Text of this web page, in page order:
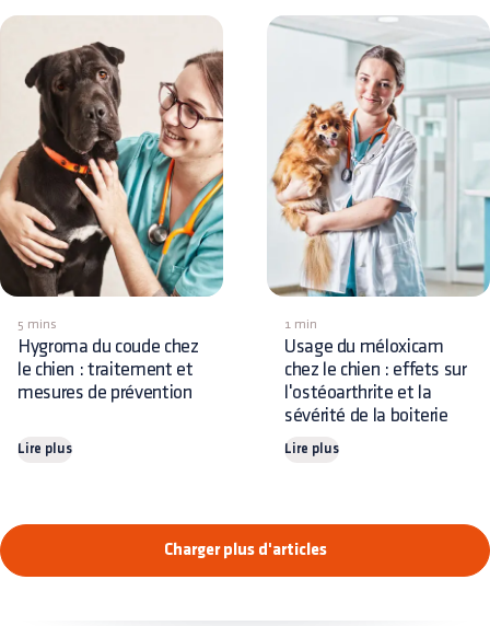
5 mins
Hygroma du coude chez
le chien : traitement et
mesures de prévention
Lire plus
1 min
Usage du méloxicam
chez le chien : effets sur
l'ostéoarthrite et la
sévérité de la boiterie
Lire plus
Charger plus d'articles